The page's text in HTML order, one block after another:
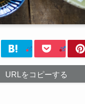
URLをコピーする